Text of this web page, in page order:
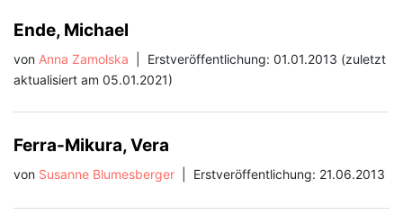
Ende, Michael
von Anna Zamolska
Erstveröffentlichung: 01.01.2013 (zuletzt
aktualisiert am 05.01.2021)
Ferra-Mikura, Vera
von Susanne Blumesberger Erstveröffentlichung: 21.06.2013